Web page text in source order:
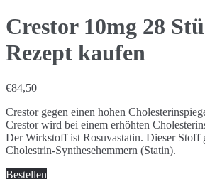
Crestor 10mg 28
Rezept kaufen
€84,50
Crestor gegen einen hohen
Crestor wird bei einem erhöhten
Der Wirkstoff ist Rosuvastatin. Dieser Stoff
Cholestrin-Synthesehemmern (Statin).
Bestellen